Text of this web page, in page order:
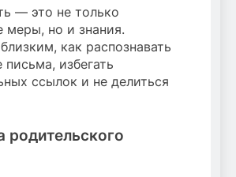
— это не только
меры, но и знания.
как распознавать
избегать
ссылок и не делиться
родительского